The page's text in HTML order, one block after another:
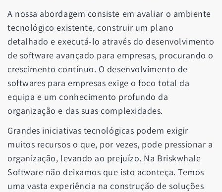
A nossa abordagem consiste em avaliar o ambiente
tecnológico existente, construir um plano
detalhado e executá-lo através do desenvolvimento
de software avançado para empresas, procurando o
crescimento contínuo. O desenvolvimento de
softwares para empresas exige o foco total da
equipa e um conhecimento profundo da
organização e das suas complexidades.
Grandes iniciativas tecnológicas podem exigir
muitos recursos o que, por vezes, pode pressionar a
organização, levando ao prejuízo. Na Briskwhale
Software não deixamos que isto aconteça. Temos
uma vasta experiência na construção de soluções